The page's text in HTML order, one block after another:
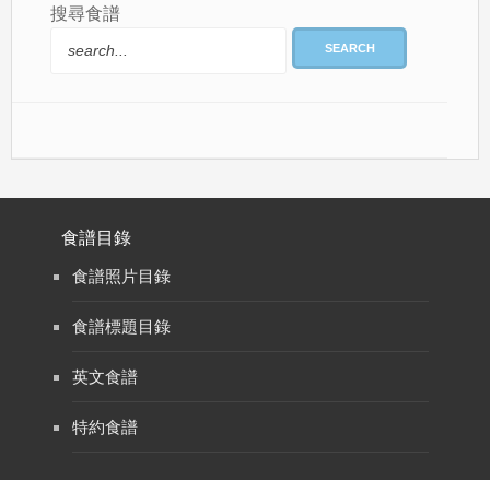
搜尋食譜
SEARCH
食譜目錄
食譜照片目錄
食譜標題目錄
英文食譜
特約食譜